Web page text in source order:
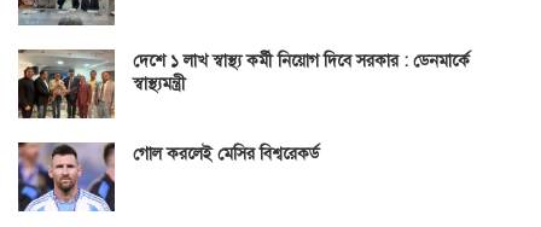
দেশে ১ লাখ স্বাস্থ্য কর্মী নিয়োগ দিবে সরকার : ডেনমার্কে
স্বাস্থ্যমন্ত্রী
গোল করলেই মেসির বিশ্বরেকর্ড